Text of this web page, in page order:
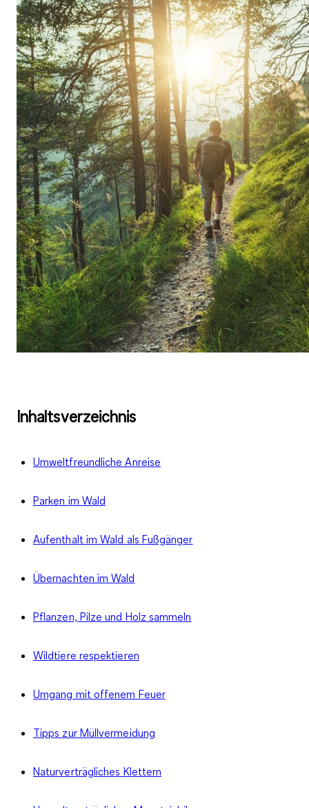
Inhaltsverzeichnis
Umweltfreundliche Anreise
Parken im Wald
Aufenthalt im Wald als Fußgänger
Übernachten im Wald
Pflanzen, Pilze und Holz sammeln
Wildtiere respektieren
Umgang mit offenem Feuer
Tipps zur Müllvermeidung
Naturverträgliches Klettern